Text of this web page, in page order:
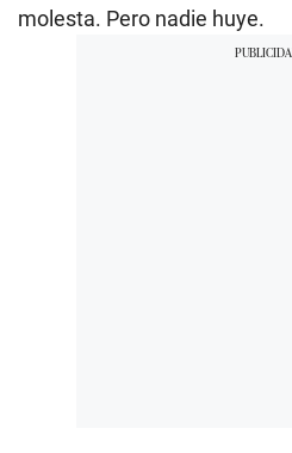
molesta. Pero nadie huye.